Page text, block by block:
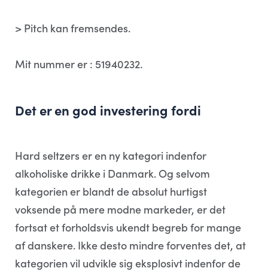
> Pitch kan fremsendes.
Mit nummer er : 51940232.
Det er en god investering fordi
Hard seltzers er en ny kategori indenfor
alkoholiske drikke i Danmark. Og selvom
kategorien er blandt de absolut hurtigst
voksende på mere modne markeder, er det
fortsat et forholdsvis ukendt begreb for mange
af danskere. Ikke desto mindre forventes det, at
kategorien vil udvikle sig eksplosivt indenfor de